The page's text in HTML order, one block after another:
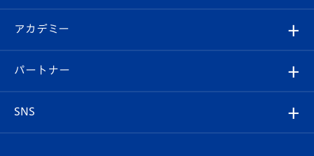
イベント
メディア
ホームタウン
スタッフプロフィール
マスコット紹介
Revive Team
ヴィヴィくんの長崎おもてなしガイド
フォトギャラリー
スタジアムグルメ
V-LOVERS（ファンクラブ）
プレイヤーズスイート
オンラインショップ
店舗情報
アカデミー
育成からのお知らせ
U-18
パートナー
SNS